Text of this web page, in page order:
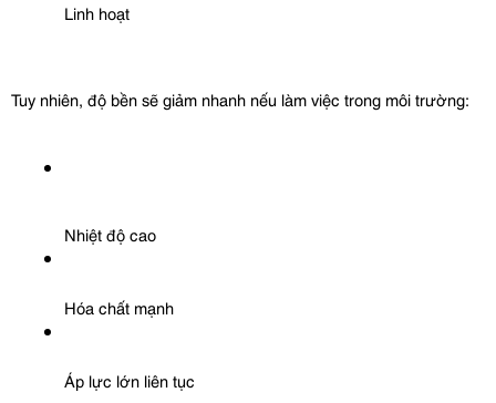
Linh hoạt
Tuy nhiên, độ bền sẽ giảm nhanh nếu làm việc trong môi trường:
Nhiệt độ cao
Hóa chất mạnh
Áp lực lớn liên tục